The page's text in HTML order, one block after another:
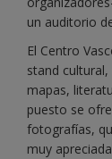
un auditorio
El Centro
stand
mapas,
puesto se
fotografías,
muy